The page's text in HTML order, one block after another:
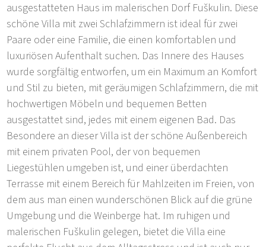
ausgestatteten Haus im malerischen Dorf Fuškulin. Diese
schöne Villa mit zwei Schlafzimmern ist ideal für zwei
Paare oder eine Familie, die einen komfortablen und
luxuriösen Aufenthalt suchen. Das Innere des Hauses
wurde sorgfältig entworfen, um ein Maximum an Komfort
und Stil zu bieten, mit geräumigen Schlafzimmern, die mit
hochwertigen Möbeln und bequemen Betten
ausgestattet sind, jedes mit einem eigenen Bad. Das
Besondere an dieser Villa ist der schöne Außenbereich
mit einem privaten Pool, der von bequemen
Liegestühlen umgeben ist, und einer überdachten
Terrasse mit einem Bereich für Mahlzeiten im Freien, von
dem aus man einen wunderschönen Blick auf die grüne
Umgebung und die Weinberge hat. Im ruhigen und
malerischen Fuškulin gelegen, bietet die Villa eine